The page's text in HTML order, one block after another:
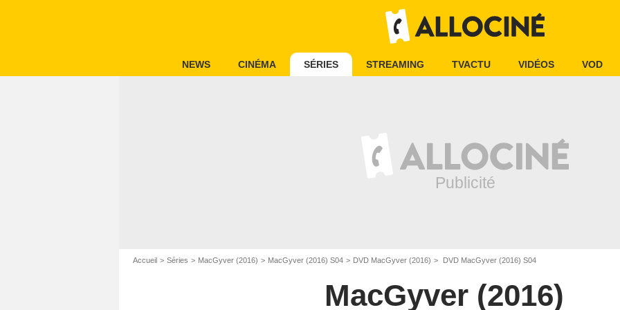
NEWS CINÉMA SÉRIES STREAMING TVACTU VIDÉOS VOD
Accueil Séries MacGyver (2016) MacGyver (2016) S04 DVD MacGyver (2016) DVD MacGyver (2016) S04
MacGyver (2016)